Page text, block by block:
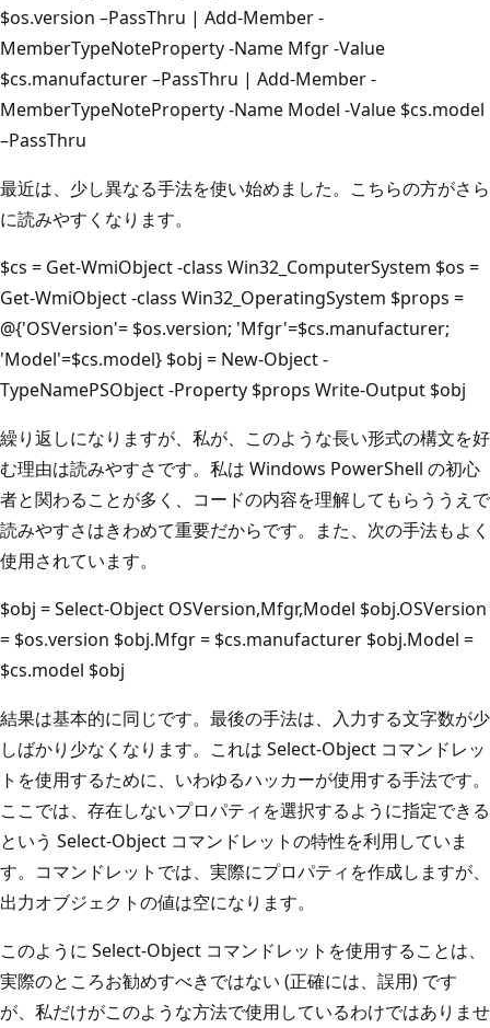
$os.version –PassThru | Add-Member -
MemberTypeNoteProperty -Name Mfgr -Value
$cs.manufacturer –PassThru | Add-Member -
MemberTypeNoteProperty -Name Model -Value $cs.model
–PassThru
最近は、少し異なる手法を使い始めました。こちらの方がさら
に読みやすくなります。
$cs = Get-WmiObject -class Win32_ComputerSystem $os =
Get-WmiObject -class Win32_OperatingSystem $props =
@{'OSVersion'= $os.version; 'Mfgr'=$cs.manufacturer;
'Model'=$cs.model} $obj = New-Object -
TypeNamePSObject -Property $props Write-Output $obj
繰り返しになりますが、私が、このような長い形式の構文を好
む理由は読みやすさです。私は Windows PowerShell の初心
者と関わることが多く、コードの内容を理解してもらううえで
読みやすさはきわめて重要だからです。また、次の手法もよく
使用されています。
$obj = Select-Object OSVersion,Mfgr,Model $obj.OSVersion
= $os.version $obj.Mfgr = $cs.manufacturer $obj.Model =
$cs.model $obj
結果は基本的に同じです。最後の手法は、入力する文字数が少
しばかり少なくなります。これは Select-Object コマンドレッ
トを使用するために、いわゆるハッカーが使用する手法です。
ここでは、存在しないプロパティを選択するように指定できる
という Select-Object コマンドレットの特性を利用していま
す。コマンドレットでは、実際にプロパティを作成しますが、
出力オブジェクトの値は空になります。
このように Select-Object コマンドレットを使用することは、
実際のところお勧めすべきではない (正確には、誤用) です
が、私だけがこのような方法で使用しているわけではありませ